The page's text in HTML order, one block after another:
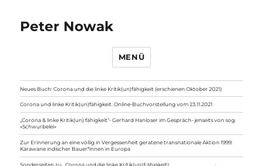
Peter Nowak
MENÜ
Neues Buch: Corona und die linke Kritik(un)fähigkeit (erschienen Oktober 2021)
Corona und linke Kritik(un)fähigkeit. Online-Buchvorstellung vom 23.11.2021
„Corona & linke Kritik(un) fähigkeit“- Gerhard Hanloser im Gespräch- jenseits von sog.
»Schwurbelei«
Zur Erinnerung an eine völlig in Vergessenheit geratene transnationale Aktion 1999:
Karawane indischer Bauer*innen in Europa
Sonderseiten zu…Corona und die linke Kritik(un)Fähigkeit).